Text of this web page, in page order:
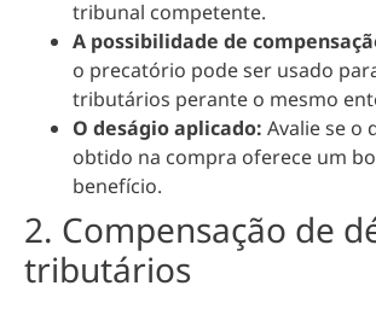
tribunal competente.
A possibilidade de
o precatório pode ser usado
tributários perante o mesmo
O deságio aplicado: Avalie se o
obtido na compra oferece um
benefício.
2. Compensação de
tributários